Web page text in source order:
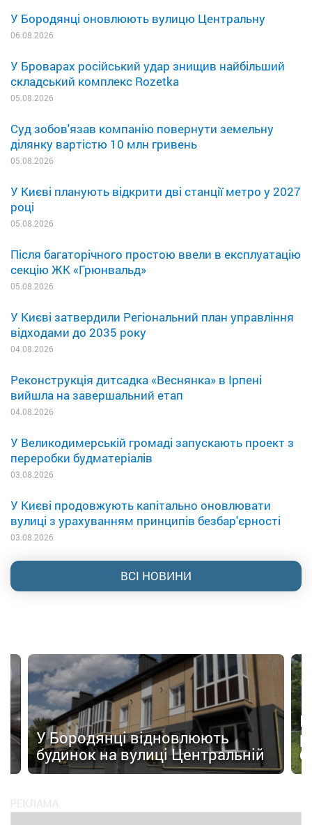
У Бородянці оновлюють вулицю Центральну
06.08.2026
У Броварах російський удар знищив найбільший
складський комплекс Rozetka
05.08.2026
Суд зобов'язав компанію повернути земельну
ділянку вартістю 10 млн гривень
05.08.2026
У Києві планують відкрити дві станції метро у 2027
році
05.08.2026
Після багаторічного простою ввели в експлуатацію
секцію ЖК «Грюнвальд»
05.08.2026
У Києві затвердили Регіональний план управління
відходами до 2035 року
04.08.2026
Реконструкція дитсадка «Веснянка» в Ірпені
вийшла на завершальний етап
04.08.2026
У Великодимерській громаді запускають проект з
переробки будматеріалів
03.08.2026
У Києві продовжують капітально оновлювати
вулиці з урахуванням принципів безбар'єрності
03.08.2026
ВСІ НОВИНИ
У Бородянці відновлюють
будинок на вулиці Центральній